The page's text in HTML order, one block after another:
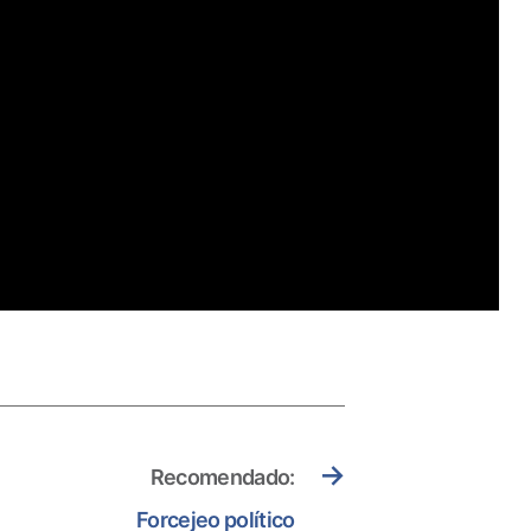
→
Recomendado:
Forcejeo político